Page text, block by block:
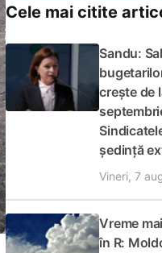
Cele mai citite
Sandu:
crește de
ședință
Vineri, 7
Vreme
în R: